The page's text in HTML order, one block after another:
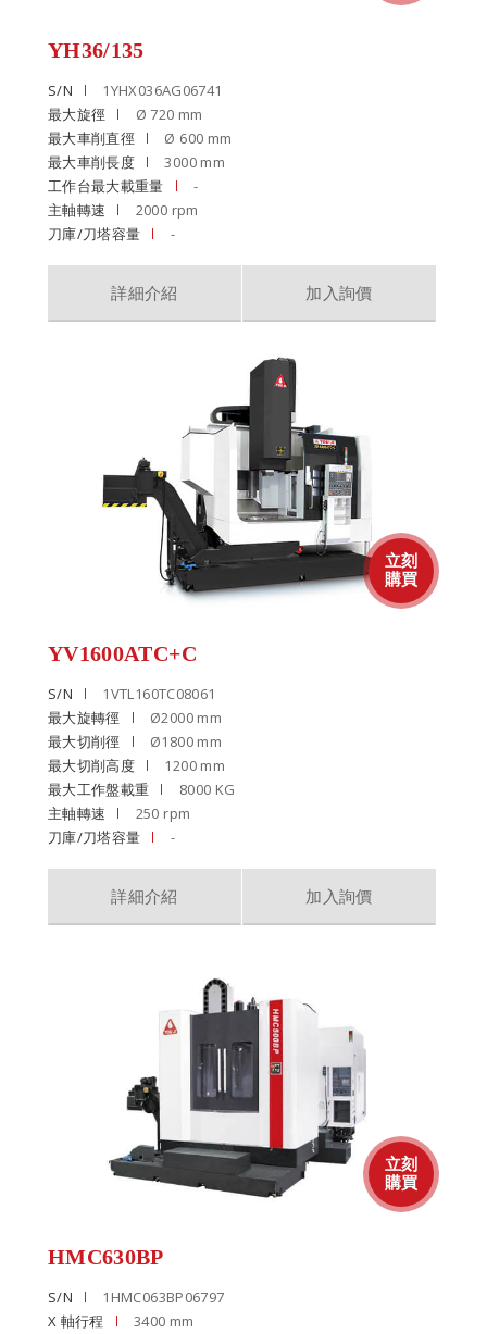
YH36/135
S/N
1YHX036AG06741
最大旋徑
Ø 720 mm
最大車削直徑
Ø 600 mm
最大車削長度
3000 mm
工作台最大載重量
-
主軸轉速
2000 rpm
刀庫/刀塔容量
-
詳細介紹 加入詢價
YV1600ATC+C
S/N
1VTL160TC08061
最大旋轉徑
Ø2000 mm
最大切削徑
Ø1800 mm
最大切削高度
1200 mm
最大工作盤載重
8000 KG
主軸轉速
250 rpm
刀庫/刀塔容量
-
詳細介紹 加入詢價
HMC630BP
S/N
1HMC063BP06797
X 軸行程
3400 mm